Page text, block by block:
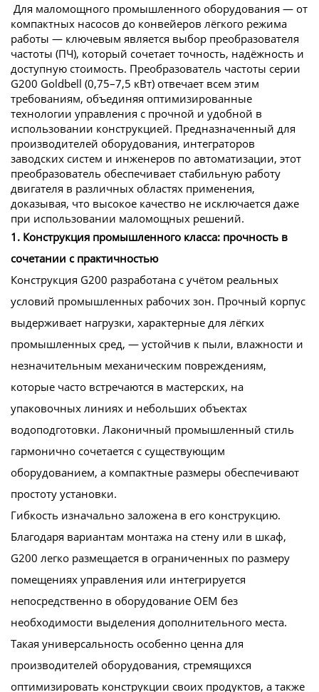
Для маломощного промышленного оборудования — от
компактных насосов до конвейеров лёгкого режима
работы — ключевым является выбор преобразователя
частоты (ПЧ), который сочетает точность, надёжность и
доступную стоимость. Преобразователь частоты серии
G200 Goldbell (0,75–7,5 кВт) отвечает всем этим
требованиям, объединяя оптимизированные
технологии управления с прочной и удобной в
использовании конструкцией. Предназначенный для
производителей оборудования, интеграторов
заводских систем и инженеров по автоматизации, этот
преобразователь обеспечивает стабильную работу
двигателя в различных областях применения,
доказывая, что высокое качество не исключается даже
при использовании маломощных решений.
1. Конструкция промышленного класса: прочность в
сочетании с практичностью
Конструкция G200 разработана с учётом реальных
условий промышленных рабочих зон. Прочный корпус
выдерживает нагрузки, характерные для лёгких
промышленных сред, — устойчив к пыли, влажности и
незначительным механическим повреждениям,
которые часто встречаются в мастерских, на
упаковочных линиях и небольших объектах
водоподготовки. Лаконичный промышленный стиль
гармонично сочетается с существующим
оборудованием, а компактные размеры обеспечивают
простоту установки.
Гибкость изначально заложена в его конструкцию.
Благодаря вариантам монтажа на стену или в шкаф,
G200 легко размещается в ограниченных по размеру
помещениях управления или интегрируется
непосредственно в оборудование OEM без
необходимости выделения дополнительного места.
Такая универсальность особенно ценна для
производителей оборудования, стремящихся
оптимизировать конструкции своих продуктов, а также